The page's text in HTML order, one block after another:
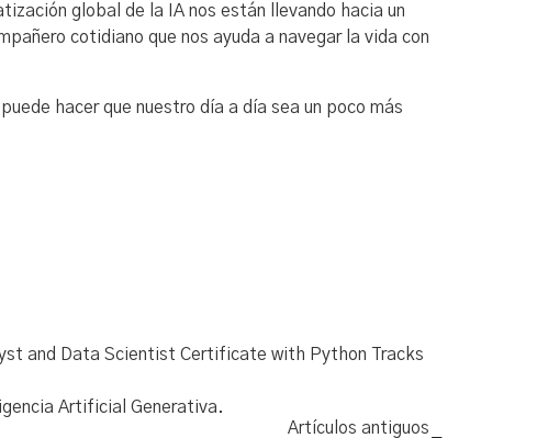
global de la IA nos están llevando hacia un
cotidiano que nos ayuda a navegar la vida con
hacer que nuestro día a día sea un poco más
and Data Scientist Certificate with Python Tracks
Artificial Generativa.
Artículos antiguos